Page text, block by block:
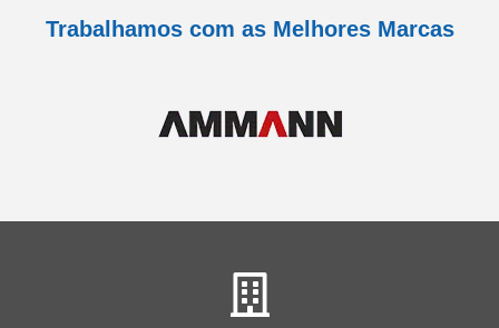
Trabalhamos com as Melhores Marcas